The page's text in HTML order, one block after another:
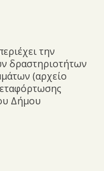
την
δραστηριοτήτων
(αρχείο
Δήμου